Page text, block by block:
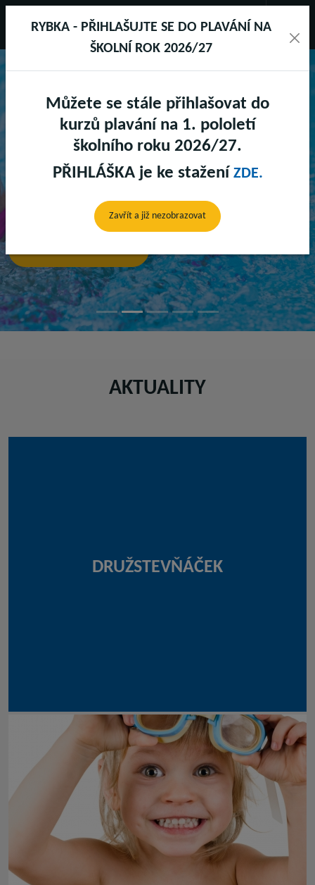
SPORTAREÁL DRUŽSTEVNÍ
BAZÉNY
AKTUALITY
DRUŽSTEVŇÁČEK
RYBKA - PŘIHLAŠUJTE SE DO PLAVÁNÍ NA
ŠKOLNÍ ROK 2026/27
Můžete se stále přihlašovat do
kurzů plavání na 1. pololetí
školního roku 2026/27.
PŘIHLÁŠKA je ke stažení ZDE.
Zavřít a již nezobrazovat